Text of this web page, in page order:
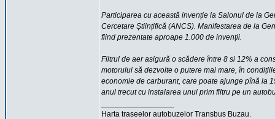
Participarea cu această invenție la Salonul de la
Cercetare Științifică (ANCS). Manifestarea de la
fiind prezentate aproape 1.000 de invenții.
Filtrul de aer asigură o scădere între 8 si 12% a
motorului să dezvolte o putere mai mare, în
economie de carburant, care poate ajunge pînă la
anul trecut cu instalarea unui prim filtru pe un
Harta traseelor autobuzelor Transbus Buzau.